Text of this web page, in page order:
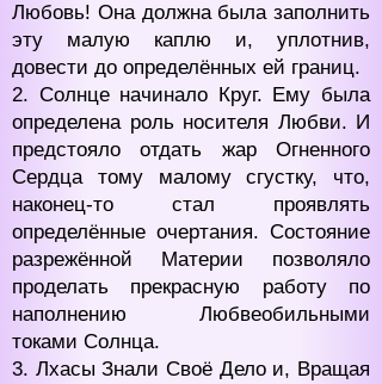
Любовь! Она должна была заполнить
эту малую каплю и, уплотнив,
довести до определённых ей границ.
2. Солнце начинало Круг. Ему была
определена роль носителя Любви. И
предстояло отдать жар Огненного
Сердца тому малому сгустку, что,
наконец-то стал проявлять
определённые очертания. Состояние
разрежённой Материи позволяло
проделать прекрасную работу по
наполнению Любвеобильными
токами Солнца.
3. Лхасы Знали Своё Дело и, Вращая